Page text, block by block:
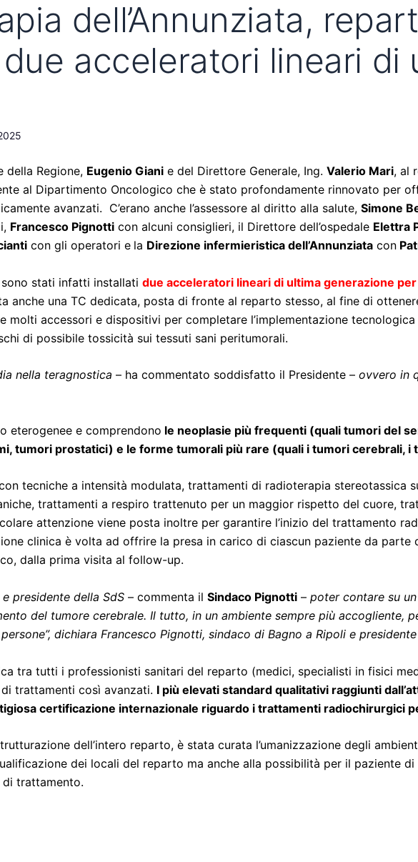
dell’Annunziata,
acceleratori lineari di
della Regione, Eugenio Giani e del Direttore Generale, Ing. Valerio Mari, al
al Dipartimento Oncologico che è stato profondamente rinnovato per
avanzati. C’erano anche l’assessore al diritto alla salute, Simone
Francesco Pignotti con alcuni consiglieri, il Direttore dell’ospedale Elettra
con gli operatori e la Direzione infermieristica dell’Annunziata con
sono stati infatti installati due acceleratori lineari di ultima generazione
anche una TC dedicata, posta di fronte al reparto stesso, al fine di
molti accessori e dispositivi per completare l’implementazione
di possibile tossicità sui tessuti sani peritumorali.
nella teragnostica – ha commentato soddisfatto il Presidente – ovvero in
eterogenee e comprendono le neoplasie più frequenti (quali tumori del
tumori prostatici) e le forme tumorali più rare (quali i tumori cerebrali,
tecniche a intensità modulata, trattamenti di radioterapia stereotassica
trattamenti a respiro trattenuto per un maggior rispetto del cuore,
attenzione viene posta inoltre per garantire l’inizio del trattamento
clinica è volta ad offrire la presa in carico di ciascun paziente da
dalla prima visita al follow-up.
presidente della SdS – commenta il Sindaco Pignotti – poter contare su
del tumore cerebrale. Il tutto, in un ambiente sempre più accogliente,
dichiara Francesco Pignotti, sindaco di Bagno a Ripoli e
tra tutti i professionisti sanitari del reparto (medici, specialisti in fisici
trattamenti così avanzati. I più elevati standard qualitativi raggiunti
certificazione internazionale riguardo i trattamenti radiochirurgici
dell’intero reparto, è stata curata l’umanizzazione degli
dei locali del reparto ma anche alla possibilità per il paziente
di trattamento.